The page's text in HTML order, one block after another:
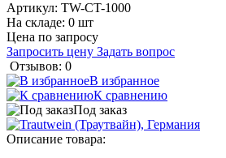
Артикул: TW-CT-1000
На складе: 0 шт
Цена по запросу
Запросить цену Задать вопрос
Отзывов: 0
В избранное
К сравнению
Под заказ
Описание товара: